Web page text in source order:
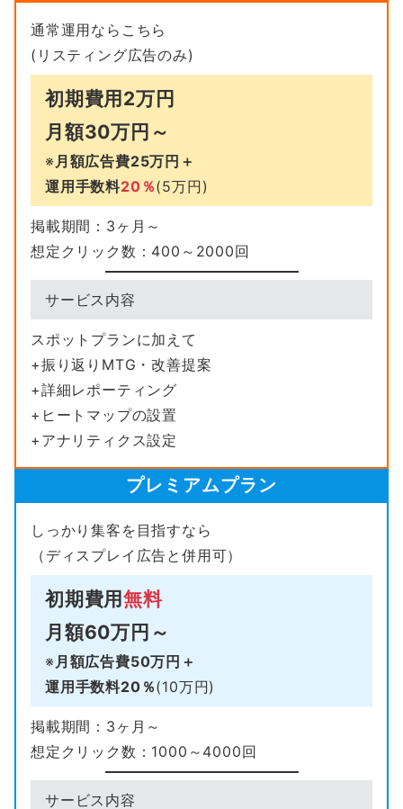
通常運用ならこちら
(リスティング広告のみ)
初期費用2万円
月額30万円 ～
※ 月額広告費25万円＋
運用手数料20％(5万円)
掲載期間：3ヶ月～
想定クリック数：400～2000回
サービス内容
スポットプランに加えて
+振り返りMTG・改善提案
+詳細レポーティング
+ヒートマップの設置
+アナリティクス設定
プレミアムプラン
しっかり集客を目指すなら
（ディスプレイ広告と併用可）
初期費用無料
月額60万円 ～
※ 月額広告費50万円＋
運用手数料20％(10万円)
掲載期間：3ヶ月～
想定クリック数：1000～4000回
サービス内容